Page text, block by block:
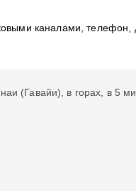
каналами,
(Гавайи), в горах, в 5